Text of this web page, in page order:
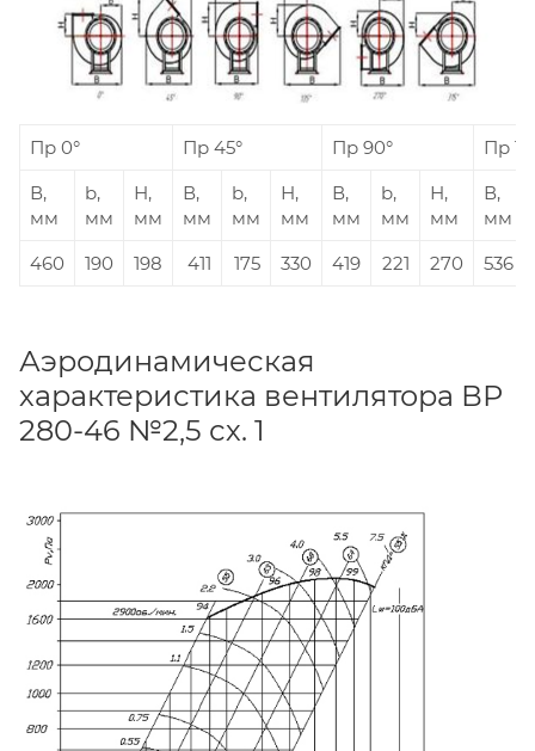
Пр 0° Пр 45° Пр 90°
Пр
В,
мм
b,
мм
Н,
мм
В,
мм
b,
мм
Н,
мм
В,
мм
b,
мм
Н,
мм
В,
мм
460
190 198 411 175 330 419 221 270 536
Аэродинамическая
характеристика вентилятора ВР
280-46 №2,5 сх. 1